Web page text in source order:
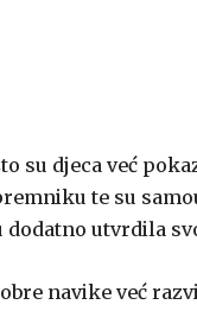
su djeca već
te su
dodatno utvrdila
navike već